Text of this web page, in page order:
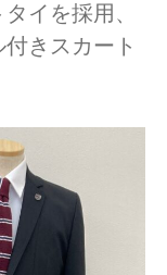
イを採用、
きスカート